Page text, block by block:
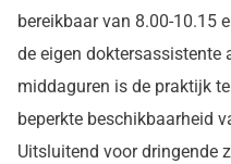
bereikbaar van 8.00-10.15
de eigen doktersassistente
middaguren is de praktijk
beperkte beschikbaarheid
Uitsluitend voor dringende